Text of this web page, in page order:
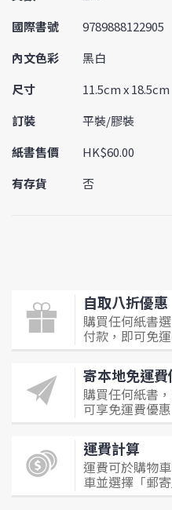
國際書號
9789888122905
內文色彩
黑白
尺寸
11.5cm x 18.5cm
訂裝
平裝/膠裝
紙書售價
HK$60.00
有存貨
否
自取八折優惠
購買任何紙書
付款，即可免
寄本地免運費
購買任何紙書
可享免運費優惠
運費計算
運費可於購物
車並選擇「郵